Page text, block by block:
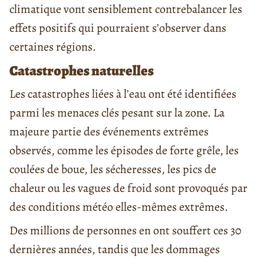
climatique vont sensiblement contrebalancer les
effets positifs qui pourraient s’observer dans
certaines régions.
Catastrophes naturelles
Les catastrophes liées à l’eau ont été identifiées
parmi les menaces clés pesant sur la zone. La
majeure partie des événements extrêmes
observés, comme les épisodes de forte grêle, les
coulées de boue, les sécheresses, les pics de
chaleur ou les vagues de froid sont provoqués par
des conditions météo elles-mêmes extrêmes.
Des millions de personnes en ont souffert ces 30
dernières années, tandis que les dommages